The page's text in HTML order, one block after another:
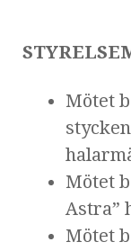
Mötet
Mötet
Astra”
Mötet